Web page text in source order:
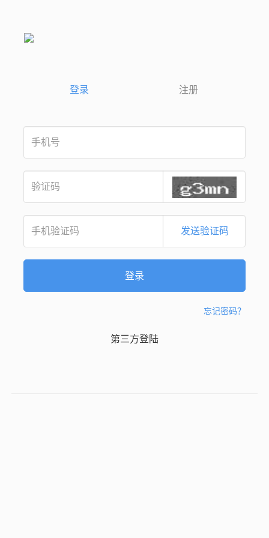
登录 注册
发送验证码
忘记密码？
第三方登陆